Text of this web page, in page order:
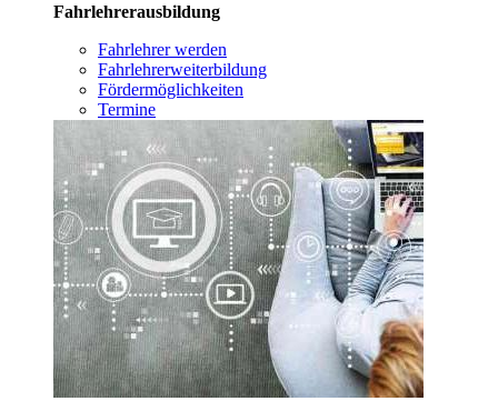
Fahrlehrerausbildung
Fahrlehrer werden
Fahrlehrerweiterbildung
Fördermöglichkeiten
Termine